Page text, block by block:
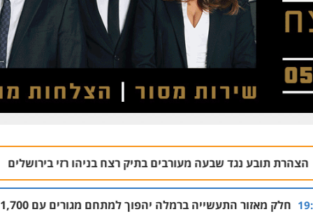
שבעה מעורבים בתיק רצח בניהו רזי בירושלים 04.08 | 13:37
ברמלה יהפוך למתחם מגורים עם 1,700 יחידות דיור